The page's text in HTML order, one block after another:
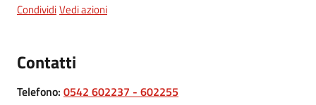
Casalfiumanese
CondividiVedi azioni
Contatti
Telefono: 0542 602237 - 602255